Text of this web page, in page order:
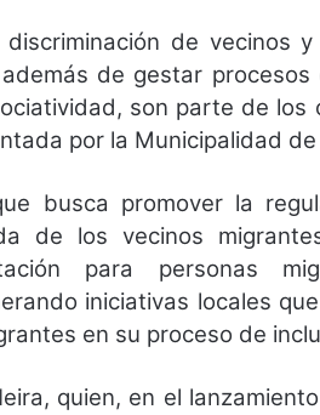
de vecinos
de gestar procesos
son parte de los
por la Municipalidad de
busca promover la
de los vecinos
para personas
iniciativas locales
en su proceso de
quien, en el